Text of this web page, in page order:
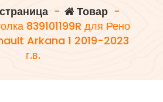
- Товар-
839101199R для Рено
Arkana 1 2019-2023
г.в.